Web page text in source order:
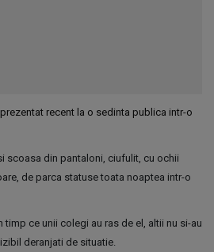
recent la o sedinta publica intr-o
scoasa din pantaloni, ciufulit, cu ochii
de parca statuse toata noaptea intr-o
timp ce unii colegi au ras de el, altii nu si-au
deranjati de situatie.